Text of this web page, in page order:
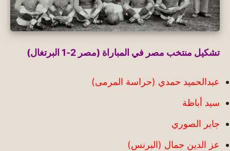
تشكيل منتخب مصر في المباراة (مصر 2-1 البرتغال)
عبدالحميد حمدي (حراسة المرمى)
سيد أباظة
جابر الصوري
عز الدين جمال (البرنس)